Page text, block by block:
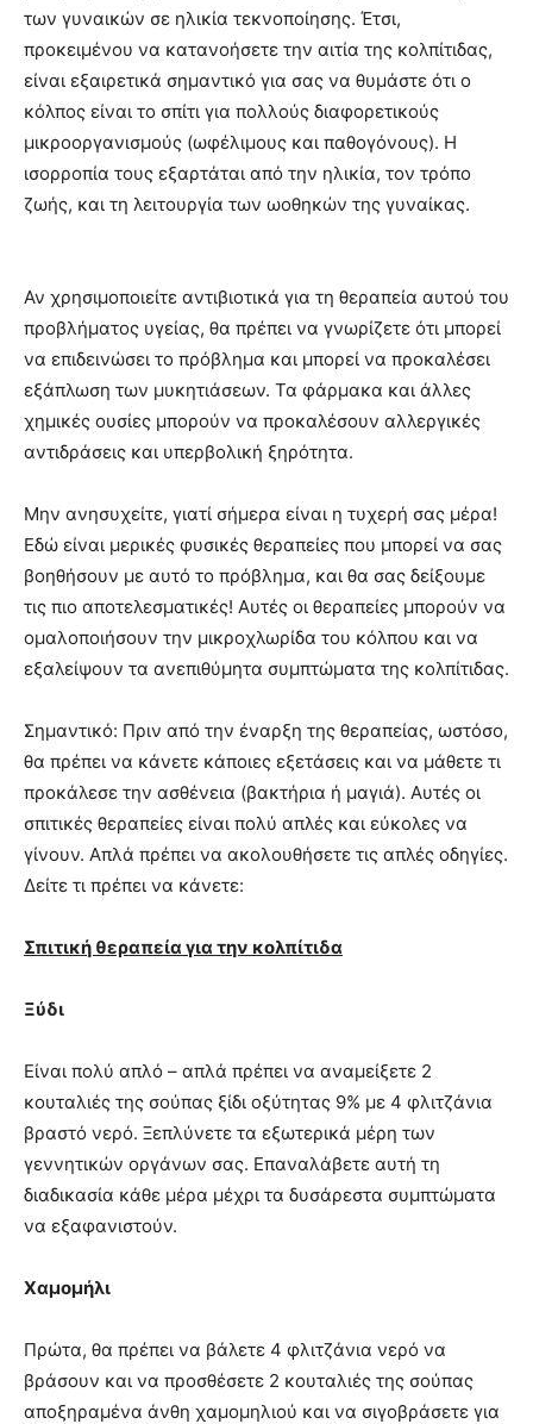
των γυναικών σε ηλικία τεκνοποίησης. Έτσι,
προκειμένου να κατανοήσετε την αιτία της κολπίτιδας,
είναι εξαιρετικά σημαντικό για σας να θυμάστε ότι ο
κόλπος είναι το σπίτι για πολλούς διαφορετικούς
μικροοργανισμούς (ωφέλιμους και παθογόνους). Η
ισορροπία τους εξαρτάται από την ηλικία, τον τρόπο
ζωής, και τη λειτουργία των ωοθηκών της γυναίκας.
Αν χρησιμοποιείτε αντιβιοτικά για τη θεραπεία αυτού του
προβλήματος υγείας, θα πρέπει να γνωρίζετε ότι μπορεί
να επιδεινώσει το πρόβλημα και μπορεί να προκαλέσει
εξάπλωση των μυκητιάσεων. Τα φάρμακα και άλλες
χημικές ουσίες μπορούν να προκαλέσουν αλλεργικές
αντιδράσεις και υπερβολική ξηρότητα.
Μην ανησυχείτε, γιατί σήμερα είναι η τυχερή σας μέρα!
Εδώ είναι μερικές φυσικές θεραπείες που μπορεί να σας
βοηθήσουν με αυτό το πρόβλημα, και θα σας δείξουμε
τις πιο αποτελεσματικές! Αυτές οι θεραπείες μπορούν να
ομαλοποιήσουν την μικροχλωρίδα του κόλπου και να
εξαλείψουν τα ανεπιθύμητα συμπτώματα της κολπίτιδας.
Σημαντικό: Πριν από την έναρξη της θεραπείας, ωστόσο,
θα πρέπει να κάνετε κάποιες εξετάσεις και να μάθετε τι
προκάλεσε την ασθένεια (βακτήρια ή μαγιά). Αυτές οι
σπιτικές θεραπείες είναι πολύ απλές και εύκολες να
γίνουν. Απλά πρέπει να ακολουθήσετε τις απλές οδηγίες.
Δείτε τι πρέπει να κάνετε:
Σπιτική θεραπεία για την κολπίτιδα
Ξύδι
Είναι πολύ απλό – απλά πρέπει να αναμείξετε 2
κουταλιές της σούπας ξίδι οξύτητας 9% με 4 φλιτζάνια
βραστό νερό. Ξεπλύνετε τα εξωτερικά μέρη των
γεννητικών οργάνων σας. Επαναλάβετε αυτή τη
διαδικασία κάθε μέρα μέχρι τα δυσάρεστα συμπτώματα
να εξαφανιστούν.
Χαμομήλι
Πρώτα, θα πρέπει να βάλετε 4 φλιτζάνια νερό να
βράσουν και να προσθέσετε 2 κουταλιές της σούπας
αποξηραμένα άνθη χαμομηλιού και να σιγοβράσετε για